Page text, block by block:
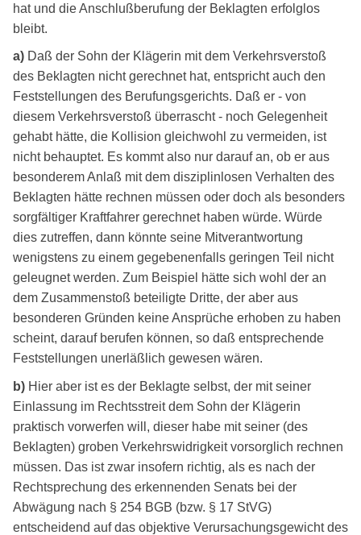
hat und die Anschlußberufung der Beklagten erfolglos
bleibt.
a) Daß der Sohn der Klägerin mit dem Verkehrsverstoß
des Beklagten nicht gerechnet hat, entspricht auch den
Feststellungen des Berufungsgerichts. Daß er - von
diesem Verkehrsverstoß überrascht - noch Gelegenheit
gehabt hätte, die Kollision gleichwohl zu vermeiden, ist
nicht behauptet. Es kommt also nur darauf an, ob er aus
besonderem Anlaß mit dem disziplinlosen Verhalten des
Beklagten hätte rechnen müssen oder doch als besonders
sorgfältiger Kraftfahrer gerechnet haben würde. Würde
dies zutreffen, dann könnte seine Mitverantwortung
wenigstens zu einem gegebenenfalls geringen Teil nicht
geleugnet werden. Zum Beispiel hätte sich wohl der an
dem Zusammenstoß beteiligte Dritte, der aber aus
besonderen Gründen keine Ansprüche erhoben zu haben
scheint, darauf berufen können, so daß entsprechende
Feststellungen unerläßlich gewesen wären.
b) Hier aber ist es der Beklagte selbst, der mit seiner
Einlassung im Rechtsstreit dem Sohn der Klägerin
praktisch vorwerfen will, dieser habe mit seiner (des
Beklagten) groben Verkehrswidrigkeit vorsorglich rechnen
müssen. Das ist zwar insofern richtig, als es nach der
Rechtsprechung des erkennenden Senats bei der
Abwägung nach § 254 BGB (bzw. § 17 StVG)
entscheidend auf das objektive Verursachungsgewicht des